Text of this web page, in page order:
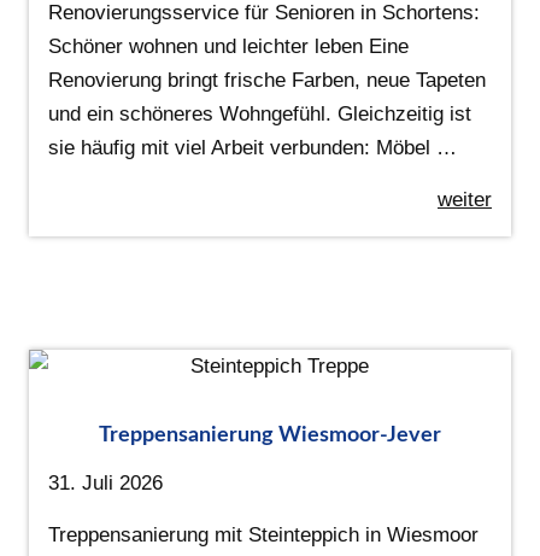
Renovierungsservice für Senioren in Schortens:
Schöner wohnen und leichter leben Eine
Renovierung bringt frische Farben, neue Tapeten
und ein schöneres Wohngefühl. Gleichzeitig ist
sie häufig mit viel Arbeit verbunden: Möbel …
weiter
Treppensanierung Wiesmoor-Jever
31. Juli 2026
Treppensanierung mit Steinteppich in Wiesmoor